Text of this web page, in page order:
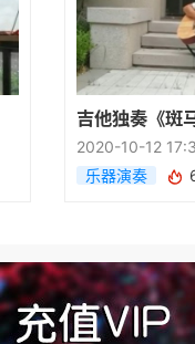
吉他独奏《斑
2020-10-12
乐器演奏